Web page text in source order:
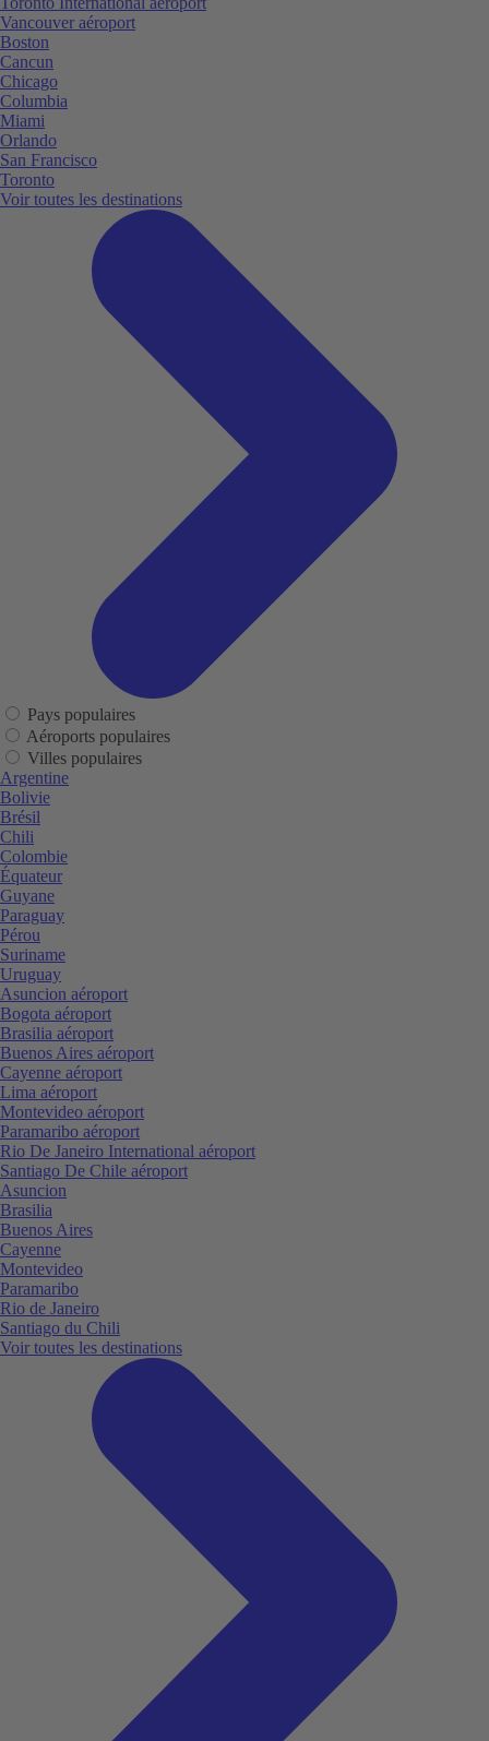
Vancouver aéroport
Boston
Cancun
Chicago
Columbia
Miami
Orlando
San Francisco
Toronto
Voir toutes les destinations
Pays populaires
Aéroports populaires
Villes populaires
Argentine
Bolivie
Brésil
Chili
Colombie
Équateur
Guyane
Paraguay
Pérou
Suriname
Uruguay
Asuncion aéroport
Bogota aéroport
Brasilia aéroport
Buenos Aires aéroport
Cayenne aéroport
Lima aéroport
Montevideo aéroport
Paramaribo aéroport
Rio De Janeiro International aéroport
Santiago De Chile aéroport
Asuncion
Brasilia
Buenos Aires
Cayenne
Montevideo
Paramaribo
Rio de Janeiro
Santiago du Chili
Voir toutes les destinations